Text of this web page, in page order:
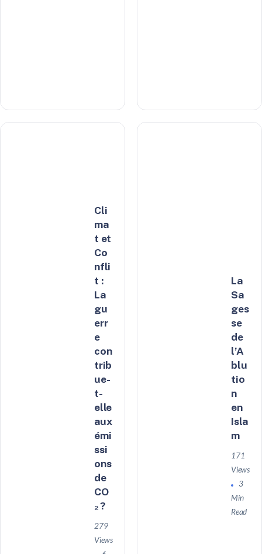
Cli
ma
t et
Co
nfli
t :
La
gu
err
e
con
trib
ue-
t-
elle
aux
émi
ssi
ons
de
CO
₂ ?
279
Views
La
Sa
ges
se
de
l’A
blu
tio
n
en
Isla
m
171
Views
3
Min
Read